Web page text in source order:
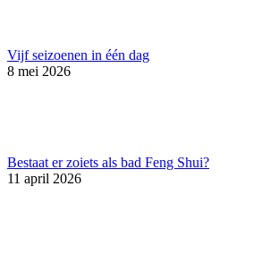
Vijf seizoenen in één dag
8 mei 2026
Bestaat er zoiets als bad Feng Shui?
11 april 2026